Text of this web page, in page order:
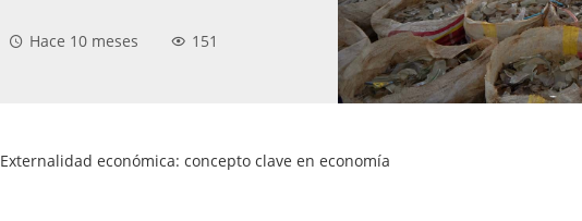
Hace 10 meses 151
Externalidad económica: concepto clave en economía